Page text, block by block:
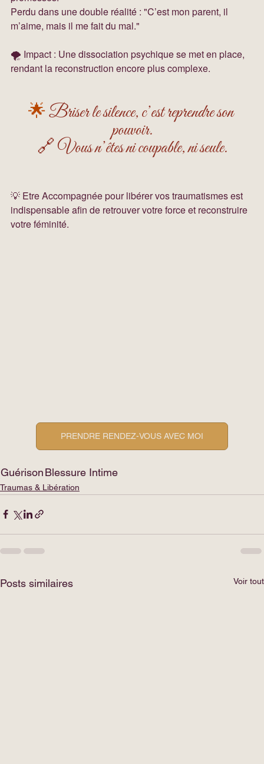
Perdu dans une double réalité : "C’est mon parent, il
m’aime, mais il me fait du mal."
🌪️ Impact : Une dissociation psychique se met en place,
rendant la reconstruction encore plus complexe.
🌟 Briser le silence, c’est reprendre son
pouvoir.
🔗 Vous n’êtes ni coupable, ni seule.
💡 Etre Accompagnée pour libérer vos traumatismes est
indispensable afin de retrouver votre force et reconstruire
votre féminité.
PRENDRE RENDEZ-VOUS AVEC MOI
GuérisonBlessure Intime
Traumas & Libération
Posts similaires Voir tout